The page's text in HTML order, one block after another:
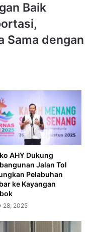
Baik
Sama dengan
AHY Dukung
Jalan Tol
Pelabuhan
ke Kayangan
28, 2025